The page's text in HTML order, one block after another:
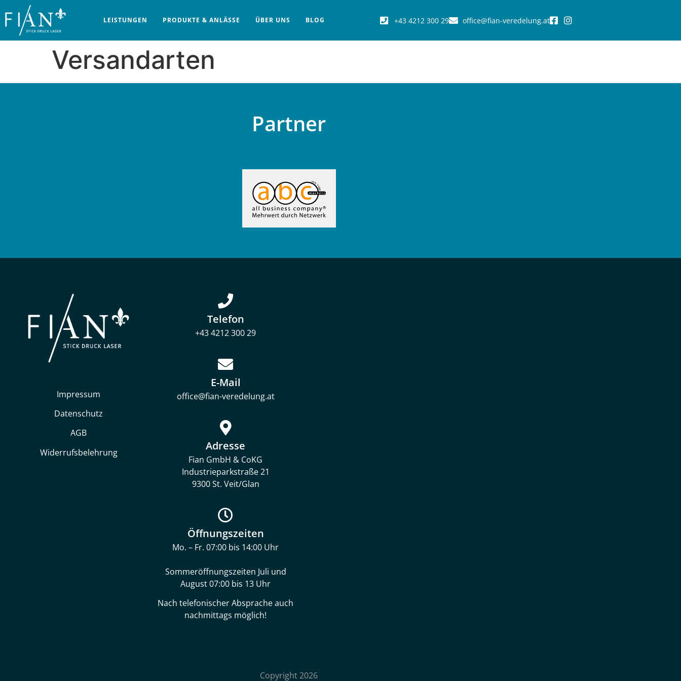
LEISTUNGEN PRODUKTE & ANLÄSSE ÜBER UNS BLOG +43 4212 300 29 office@fian-veredelung.at
Versandarten
Partner
Impressum
Datenschutz
AGB
Widerrufsbelehrung
Telefon
+43 4212 300 29
E-Mail
office@fian-veredelung.at
Adresse
Fian GmbH & CoKG
Industrieparkstraße 21
9300 St. Veit/Glan
Öffnungszeiten
Mo. – Fr. 07:00 bis 14:00 Uhr
Sommeröffnungszeiten Juli und
August 07:00 bis 13 Uhr
Nach telefonischer Absprache auch
nachmittags möglich!
Copyright 2026